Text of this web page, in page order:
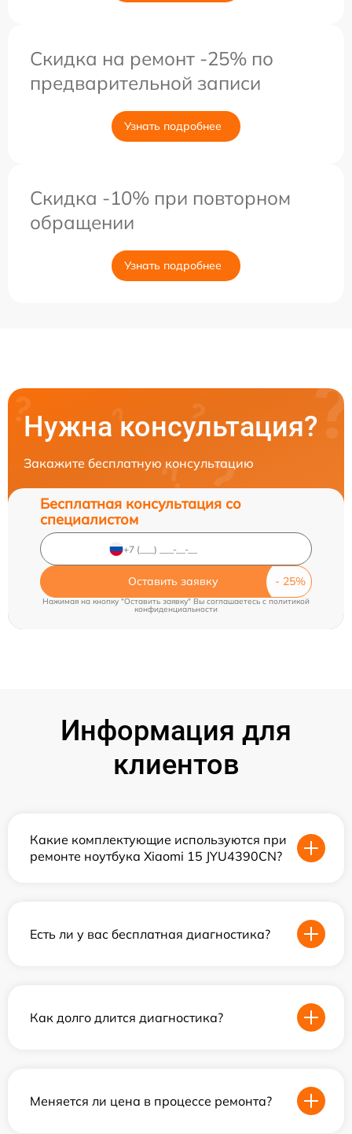
Скидка на ремонт -25% по
предварительной записи
Узнать подробнее
Скидка -10% при повторном
обращении
Узнать подробнее
Нужна консультация?
Закажите бесплатную консультацию
Бесплатная консультация со
специалистом
Оставить заявку
Нажимая на кнопку "Оставить заявку" Вы соглашаетесь cполитикой
конфиденциальности
Информация для
клиентов
Какие комплектующие используются при
ремонте ноутбука Xiaomi 15 JYU4390CN?
Есть ли у вас бесплатная диагностика?
Как долго длится диагностика?
Меняется ли цена в процессе ремонта?